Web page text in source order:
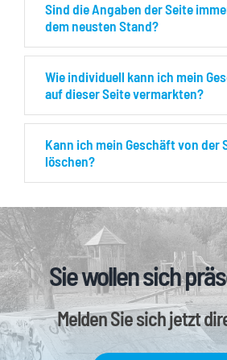
Sind die Angaben der Seite
dem neusten Stand?
Wie individuell kann ich mein
auf dieser Seite vermarkten?
Kann ich mein Geschäft von der
löschen?
Sie wollen sich
Melden Sie sich jetzt